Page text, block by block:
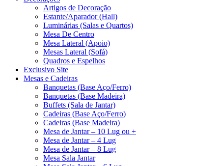
Artigos de Decoração
Estante/Aparador (Hall)
Luminárias (Salas e Quartos)
Mesa De Centro
Mesa Lateral (Apoio)
Mesas Lateral (Sofá)
Quadros e Espelhos
Exclusivo Site
Mesas e Cadeiras
Banquetas (Base Aço/Ferro)
Banquetas (Base Madeira)
Buffets (Sala de Jantar)
Cadeiras (Base Aço/Ferro)
Cadeiras (Base Madeira)
Mesa de Jantar – 10 Lug ou +
Mesa de Jantar – 4 Lug
Mesa de Jantar – 8 Lug
Mesa Sala Jantar